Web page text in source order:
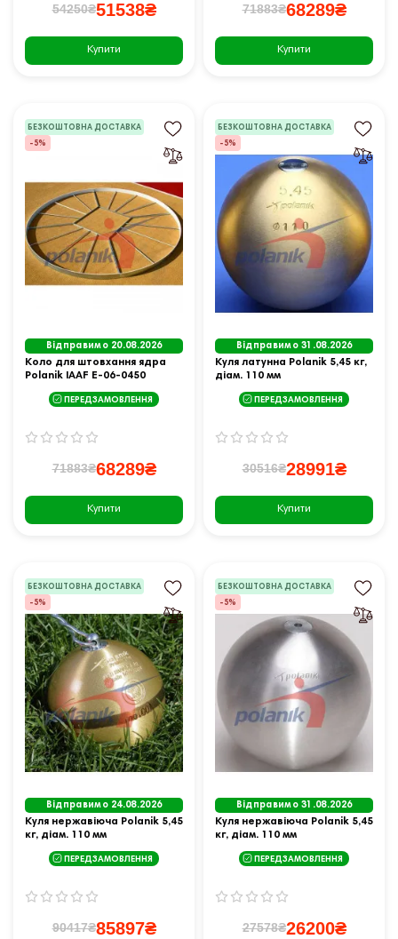
54250₴51538₴
Купити
71883₴68289₴
Купити
БЕЗКОШТОВНА ДОСТАВКА
-5%
Відправимо 20.08.2026
Коло для штовхання ядра
Polanik IAAF E-06-0450
ПЕРЕДЗАМОВЛЕННЯ
71883₴68289₴
Купити
БЕЗКОШТОВНА ДОСТАВКА
-5%
Відправимо 31.08.2026
Куля латунна Polanik 5,45 кг,
діам. 110 мм
ПЕРЕДЗАМОВЛЕННЯ
30516₴28991₴
Купити
БЕЗКОШТОВНА ДОСТАВКА
-5%
Відправимо 24.08.2026
Куля нержавіюча Polanik 5,45
кг, діам. 110 мм
ПЕРЕДЗАМОВЛЕННЯ
90417₴85897₴
БЕЗКОШТОВНА ДОСТАВКА
-5%
Відправимо 31.08.2026
Куля нержавіюча Polanik 5,45
кг, діам. 110 мм
ПЕРЕДЗАМОВЛЕННЯ
27578₴26200₴